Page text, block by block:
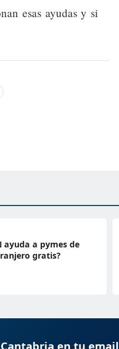
esas ayudas y si
ayuda a pymes de
gratis?
en tu email